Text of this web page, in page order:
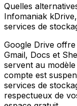
Quelles
Infomaniak
services de
Google Drive
Gmail, Docs et
servent au
compte est
services de
respectueux de